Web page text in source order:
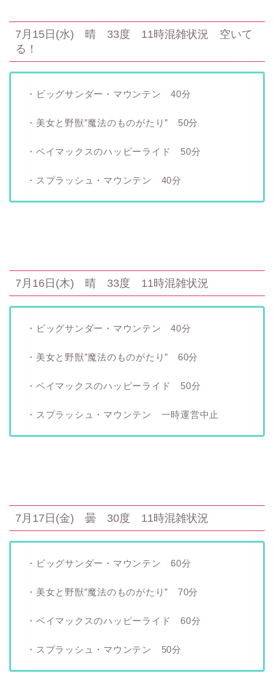
7月15日(水) 晴 33度 11時混雑状況 空いて
る！
・ビッグサンダー・マウンテン 40分
・美女と野獣”魔法のものがたり” 50分
・ベイマックスのハッピーライド 50分
・スプラッシュ・マウンテン 40分
7月16日(木) 晴 33度 11時混雑状況
・ビッグサンダー・マウンテン 40分
・美女と野獣”魔法のものがたり” 60分
・ベイマックスのハッピーライド 50分
・スプラッシュ・マウンテン 一時運営中止
7月17日(金) 曇 30度 11時混雑状況
・ビッグサンダー・マウンテン 60分
・美女と野獣”魔法のものがたり” 70分
・ベイマックスのハッピーライド 60分
・スプラッシュ・マウンテン 50分